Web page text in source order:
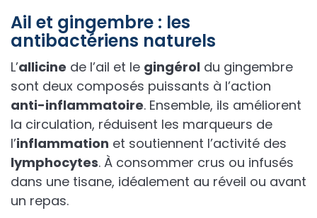
Ail et gingembre : les
antibactériens naturels
L’allicine de l’ail et le gingérol du gingembre
sont deux composés puissants à l’action
anti-inflammatoire. Ensemble, ils améliorent
la circulation, réduisent les marqueurs de
l’inflammation et soutiennent l’activité des
lymphocytes. À consommer crus ou infusés
dans une tisane, idéalement au réveil ou avant
un repas.